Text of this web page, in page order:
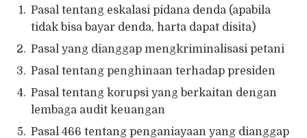
Pasal tentang eskalasi pidana denda (apabila
tidak bisa bayar denda, harta dapat disita)
Pasal yang dianggap mengkriminalisasi petani
Pasal tentang penghinaan terhadap presiden
Pasal tentang korupsi yang berkaitan dengan
lembaga audit keuangan
Pasal 466 tentang penganiayaan yang dianggap